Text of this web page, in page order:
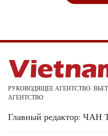
РУКОВОДЯЩЕЕ АГЕНТСТВО:
АГЕНТСТВО
Главный редактор: